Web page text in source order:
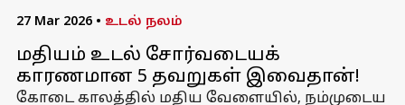
27 Mar 2026 • உடல் நலம்
மதியம் உடல் சோர்வடையக்
காரணமான 5 தவறுகள் இவைதான்!
கோடை காலத்தில் மதிய வேளையில், நம்முடைய